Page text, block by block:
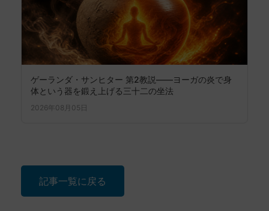
ゲーランダ・サンヒター 第2教説——ヨーガの炎で身
体という器を鍛え上げる三十二の坐法
2026年08月05日
記事一覧に戻る